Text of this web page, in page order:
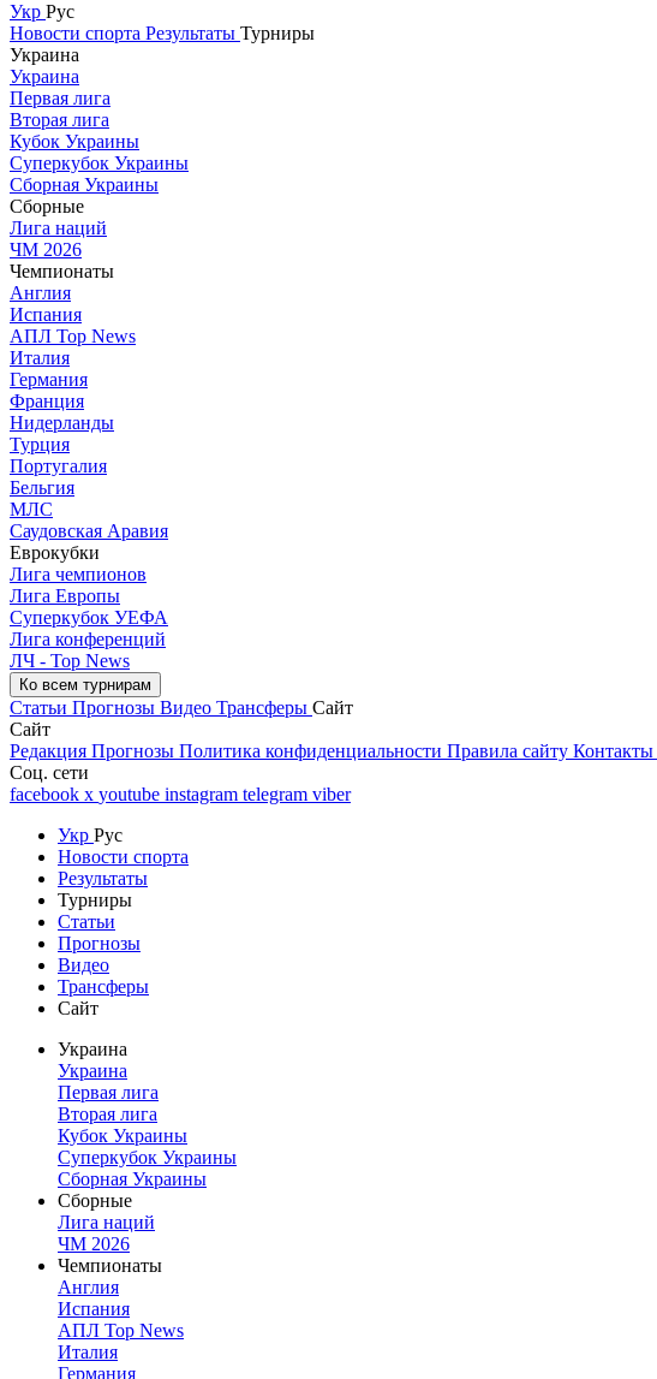
Укр Рус
Новости спорта Результаты Турниры
Украина
Украина
Первая лига
Вторая лига
Кубок Украины
Суперкубок Украины
Сборная Украины
Сборные
Лига наций
ЧМ 2026
Чемпионаты
Англия
Испания
АПЛ Top News
Италия
Германия
Франция
Нидерланды
Турция
Португалия
Бельгия
МЛС
Саудовская Аравия
Еврокубки
Лига чемпионов
Лига Европы
Суперкубок УЕФА
Лига конференций
ЛЧ - Top News
Ко всем турнирам
Статьи Прогнозы Видео Трансферы Сайт
Сайт
Редакция Прогнозы Политика конфиденциальности Правила сайту Контакты
Соц. сети
facebook x youtube instagram telegram viber
Укр Рус
Новости спорта
Результаты
Турниры
Статьи
Прогнозы
Видео
Трансферы
Сайт
Украина
Украина
Первая лига
Вторая лига
Кубок Украины
Суперкубок Украины
Сборная Украины
Сборные
Лига наций
ЧМ 2026
Чемпионаты
Англия
Испания
АПЛ Top News
Италия
Германия